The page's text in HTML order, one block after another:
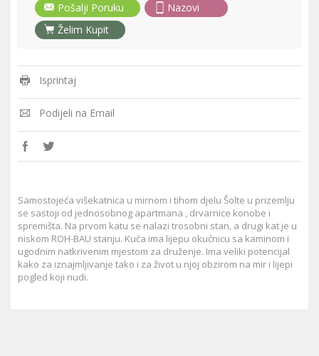
Pošalji Poruku
Nazovi
Želim Kupit
Isprintaj
Podijeli na Email
Samostojeća višekatnica u mirnom i tihom djelu Šolte u prizemlju
se sastoji od jednosobnog apartmana , drvarnice konobe i
spremišta. Na prvom katu se nalazi trosobni stan, a drugi kat je u
niskom ROH-BAU stanju. Kuća ima lijepu okućnicu sa kaminom i
ugodnim natkrivenim mjestom za druženje. Ima veliki potencijal
kako za iznajmljivanje tako i za život u njoj obzirom na mir i lijepi
pogled koji nudi.